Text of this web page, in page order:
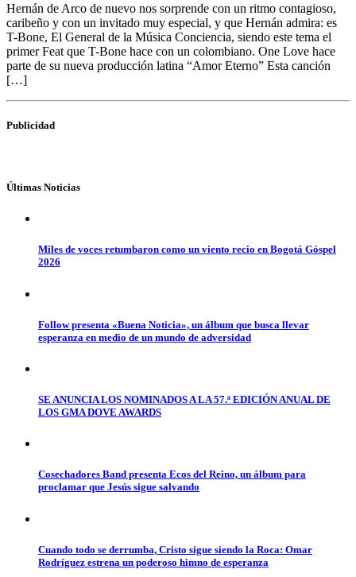
Hernán de Arco de nuevo nos sorprende con un ritmo contagioso,
caribeño y con un invitado muy especial, y que Hernán admira: es
T-Bone, El General de la Música Conciencia, siendo este tema el
primer Feat que T-Bone hace con un colombiano. One Love hace
parte de su nueva producción latina “Amor Eterno” Esta canción
[…]
Publicidad
Últimas Noticias
Miles de voces retumbaron como un viento recio en Bogotá Góspel
2026
Follow presenta «Buena Noticia», un álbum que busca llevar
esperanza en medio de un mundo de adversidad
SE ANUNCIA LOS NOMINADOS A LA 57.ª EDICIÓN ANUAL DE
LOS GMA DOVE AWARDS
Cosechadores Band presenta Ecos del Reino, un álbum para
proclamar que Jesús sigue salvando
Cuando todo se derrumba, Cristo sigue siendo la Roca: Omar
Rodríguez estrena un poderoso himno de esperanza